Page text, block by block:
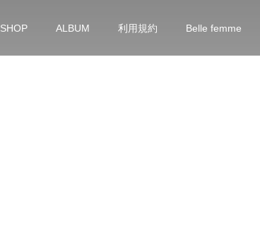
SHOP ALBUM 利用規約 Belle femme